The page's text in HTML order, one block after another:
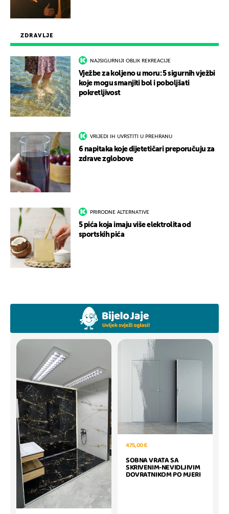
ZDRAVLJE
NAJSIGURNIJI OBLIK REKREACIJE
Vježbe za koljeno u moru: 5 sigurnih vježbi
koje mogu smanjiti bol i poboljšati
pokretljivost
VRIJEDI IH UVRSTITI U PREHRANU
6 napitaka koje dijetetičari preporučuju za
zdrave zglobove
PRIRODNE ALTERNATIVE
5 pića koja imaju više elektrolita od
sportskih pića
475,00 €
SOBNA VRATA SA
SKRIVENIM-NEVIDLJIVIM
DOVRATNIKOM PO MJERI